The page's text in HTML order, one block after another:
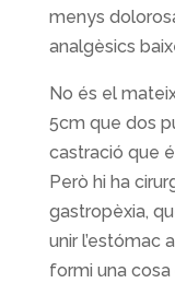
menys
analgèsics
No és el
5cm que dos
castració que
Però hi ha
gastropèxia,
unir l’estómac
formi una